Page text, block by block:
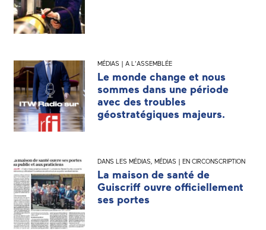
MÉDIAS | A L'ASSEMBLÉE
Le monde change et nous
sommes dans une période
avec des troubles
géostratégiques majeurs.
DANS LES MÉDIAS, MÉDIAS | EN CIRCONSCRIPTION
La maison de santé de
Guiscriff ouvre officiellement
ses portes